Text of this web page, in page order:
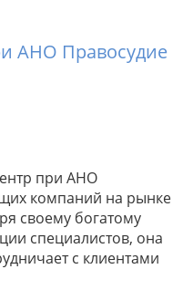
АНО Правосудие
при АНО
компаний на рынке
своему богатому
специалистов, она
с клиентами